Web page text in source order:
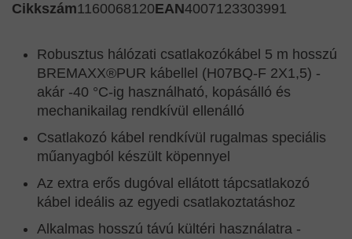
Cikkszám1160068120EAN4007123303991
Robusztus hálózati csatlakozókábel 5 m hosszú
BREMAXX®PUR kábellel (H07BQ-F 2X1,5) -
akár -40 °C-ig használható, kopásálló és
mechanikailag rendkívül ellenálló
Csatlakozó kábel rendkívül rugalmas speciális
műanyagból készült köpennyel
Az extra erős dugóval ellátott tápcsatlakozó
kábel ideális az egyedi csatlakoztatáshoz
Alkalmas hosszú távú kültéri használatra -